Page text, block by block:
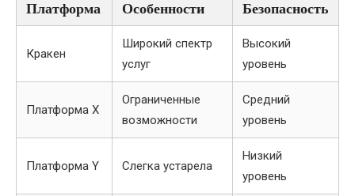
Платформа Особенности Безопасность
Кракен
Широкий спектр
услуг
Высокий
уровень
Платформа X
Ограниченные
возможности
Средний
уровень
Платформа Y Слегка устарела
Низкий
уровень